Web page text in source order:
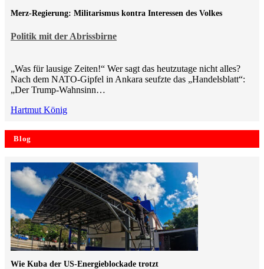
Politik mit der Abrissbirne
Merz-Regierung: Militarismus kontra Inte­ressen des Volkes
„Was für lausige Zeiten!“ Wer sagt das heutzutage nicht alles?
Nach dem NATO-Gipfel in Ankara seufzte das „Handelsblatt“:
„Der Trump-Wahnsinn…
Hartmut König
Blog
Wie Kuba der US-Energieblockade trotzt